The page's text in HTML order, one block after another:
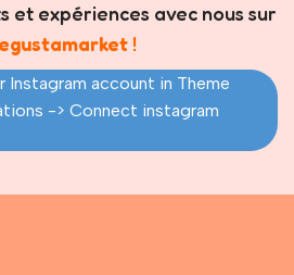
et expériences avec nous sur
!
Instagram account in Theme
-> Connect instagram